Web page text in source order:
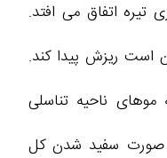
تیره اتفاق می افتد.
ریزش پیدا کند.
موهای ناحیه تناسلی
صورت سفید شدن کل